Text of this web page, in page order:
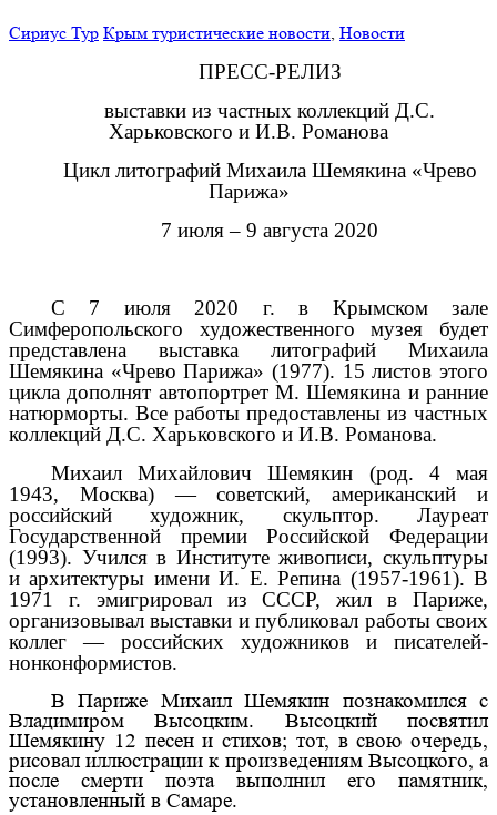
Сириус Тур Крым туристические новости Новости
ПРЕСС-РЕЛИЗ
выставки из частных коллекций Д.С.
Харьковского и И.В. Романова
Цикл литографий Михаила Шемякина «Чрево
Парижа»
7 июля – 9 августа 2020
С 7 июля 2020 г. в Крымском зале
Симферопольского художественного музея будет
представлена выставка литографий Михаила
Шемякина «Чрево Парижа» (1977). 15 листов этого
цикла дополнят автопортрет М. Шемякина и ранние
натюрморты. Все работы предоставлены из частных
коллекций Д.С. Харьковского и И.В. Романова.
Михаил Михайлович Шемякин (род. 4 мая
1943, Москва) — советский, американский и
российский художник, скульптор. Лауреат
Государственной премии Российской Федерации
(1993). Учился в Институте живописи, скульптуры
и архитектуры имени И. Е. Репина (1957-1961). В
1971 г. эмигрировал из СССР, жил в Париже,
организовывал выставки и публиковал работы своих
коллег — российских художников и писателей-
нонконформистов.
В Париже Михаил Шемякин познакомился с
Владимиром Высоцким. Высоцкий посвятил
Шемякину 12 песен и стихов; тот, в свою очередь,
рисовал иллюстрации к произведениям Высоцкого, а
после смерти поэта выполнил его памятник,
установленный в Самаре.